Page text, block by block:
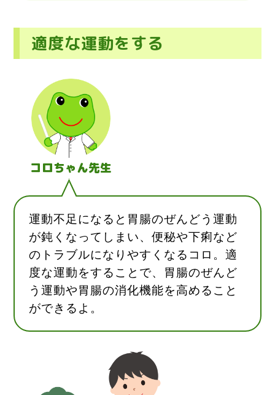
適度な運動をする
コロちゃん先生
運動不足になると胃腸のぜんどう運動
が鈍くなってしまい、便秘や下痢など
のトラブルになりやすくなるコロ。適
度な運動をすることで、胃腸のぜんど
う運動や胃腸の消化機能を高めること
ができるよ。